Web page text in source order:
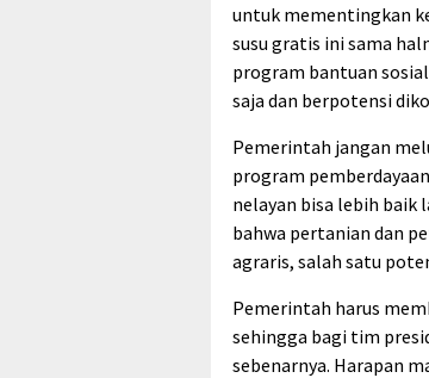
untuk mementingkan
susu gratis ini sama
program bantuan
saja dan berpotensi
Pemerintah jangan
program
nelayan bisa lebih baik
bahwa pertanian dan
agraris, salah satu
Pemerintah harus
sehingga bagi tim
sebenarnya. Harapan